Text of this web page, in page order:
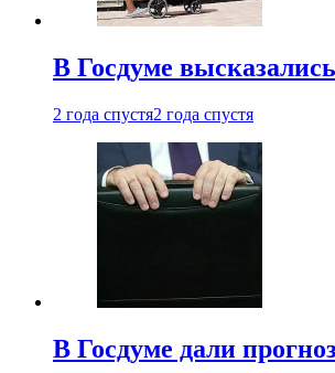
В Госдуме
2 года спустя2 года спустя
В Госдуме дали